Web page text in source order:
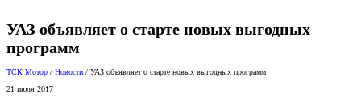
УАЗ объявляет о старте новых выгодных
программ
ТСК Мотор / Новости / УАЗ объявляет о старте новых выгодных программ
21 июля 2017